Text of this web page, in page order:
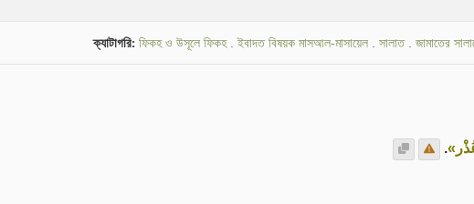
ক্যাটাগরি: ফিকহ ও উসূলে ফিকহ. ইবাদত বিষয়ক মাসআল-মাসায়েল . সালাত. জামাতের
.